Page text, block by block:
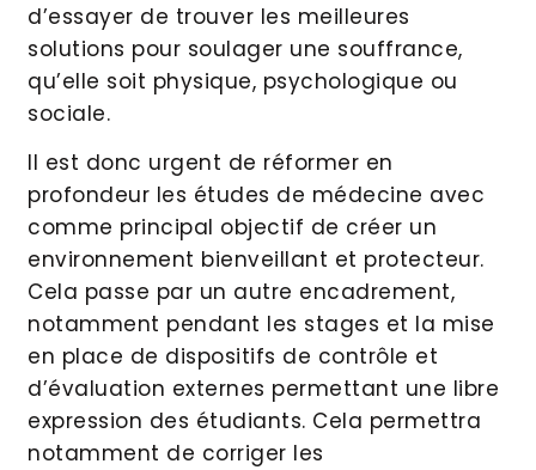
d’essayer de trouver les meilleures
solutions pour soulager une souffrance,
qu’elle soit physique, psychologique ou
sociale.
Il est donc urgent de réformer en
profondeur les études de médecine avec
comme principal objectif de créer un
environnement bienveillant et protecteur.
Cela passe par un autre encadrement,
notamment pendant les stages et la mise
en place de dispositifs de contrôle et
d’évaluation externes permettant une libre
expression des étudiants. Cela permettra
notamment de corriger les